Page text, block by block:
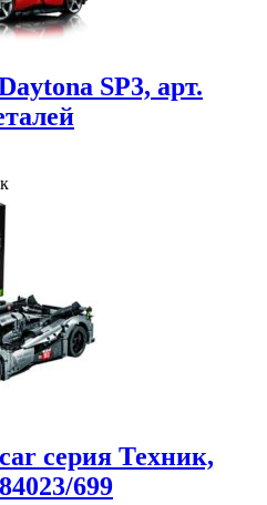
SP3, арт.
серия Техник,
699